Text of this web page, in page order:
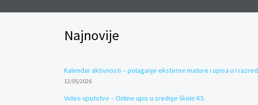
Najnovije
Kalendar aktivnosti – polaganje eksterne mature i upisa u I razred
12/05/2026
Video uputstvo – Online upis u srednje škole KS